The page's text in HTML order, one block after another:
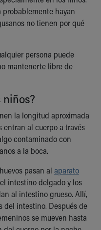
Akron Zips
probablemente hayan
no tienen por qué
persona puede
mantenerte libre de
niños?
la longitud aproximada
entran al cuerpo a través
contaminado con
a la boca.
pasan al aparato
intestino delgado y los
al intestino grueso. Allí,
del intestino. Después de
se mueven hasta